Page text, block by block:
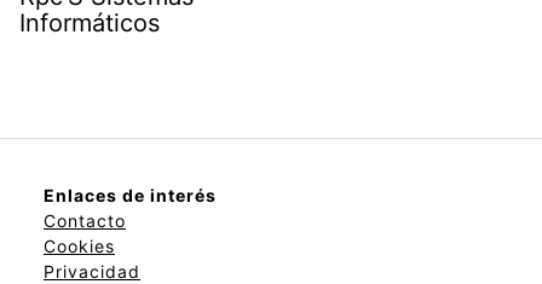
Informáticos
Enlaces de interés
Contacto
Cookies
Privacidad